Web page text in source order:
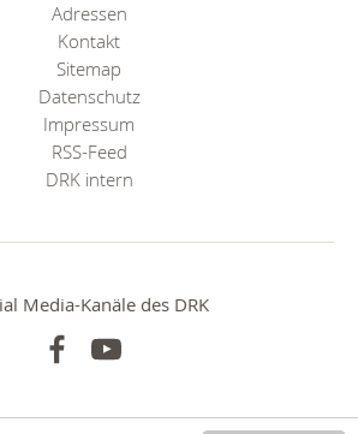
Adressen
Kontakt
Sitemap
Datenschutz
Impressum
RSS-Feed
DRK intern
Media-Kanäle des DRK